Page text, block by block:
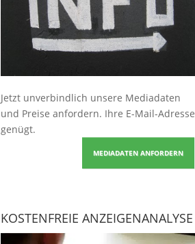
Jetzt unverbindlich unsere Mediadaten
und Preise anfordern. Ihre E-Mail-Adresse
genügt.
MEDIADATEN ANFORDERN
KOSTENFREIE ANZEIGENANALYSE